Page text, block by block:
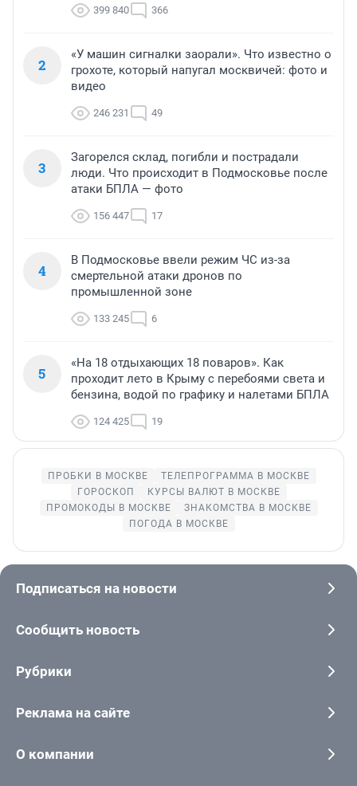
399 840 366
2
«У машин сигналки заорали». Что известно о
грохоте, который напугал москвичей: фото и
видео
246 231 49
3
Загорелся склад, погибли и пострадали
люди. Что происходит в Подмосковье после
атаки БПЛА — фото
156 447 17
4
В Подмосковье ввели режим ЧС из-за
смертельной атаки дронов по
промышленной зоне
133 245 6
5
«На 18 отдыхающих 18 поваров». Как
проходит лето в Крыму с перебоями света и
бензина, водой по графику и налетами БПЛА
124 425 19
ПРОБКИ В МОСКВЕ
ТЕЛЕПРОГРАММА В МОСКВЕ
ГОРОСКОП
КУРСЫ ВАЛЮТ В МОСКВЕ
ПРОМОКОДЫ В МОСКВЕ
ЗНАКОМСТВА В МОСКВЕ
ПОГОДА В МОСКВЕ
Подписаться на новости
Сообщить новость
Рубрики
Реклама на сайте
О компании